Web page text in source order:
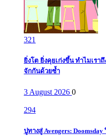
321
ยิ่งโต ยิ่งคุยเก่งขึ้น ทำไมเร
จักกันด้วยซ้ำ
3 August 2026 0
294
ปูทางสู่ Avengers: